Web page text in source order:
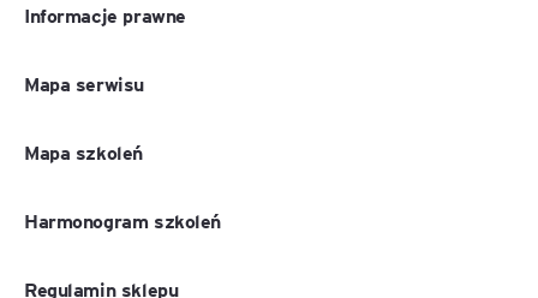
Informacje prawne
Mapa serwisu
Mapa szkoleń
Harmonogram szkoleń
Regulamin sklepu